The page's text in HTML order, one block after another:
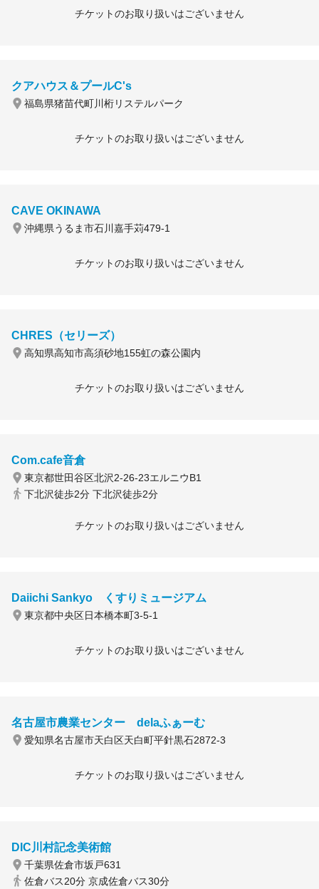
チケットのお取り扱いはございません
クアハウス＆プールC's
福島県猪苗代町川桁リステルパーク
チケットのお取り扱いはございません
CAVE OKINAWA
沖縄県うるま市石川嘉手苅479-1
チケットのお取り扱いはございません
CHRES（セリーズ）
高知県高知市高須砂地155虹の森公園内
チケットのお取り扱いはございません
Com.cafe音倉
東京都世田谷区北沢2-26-23エルニウB1
下北沢徒歩2分 下北沢徒歩2分
チケットのお取り扱いはございません
Daiichi Sankyo くすりミュージアム
東京都中央区日本橋本町3-5-1
チケットのお取り扱いはございません
名古屋市農業センター delaふぁーむ
愛知県名古屋市天白区天白町平針黒石2872-3
チケットのお取り扱いはございません
DIC川村記念美術館
千葉県佐倉市坂戸631
佐倉バス20分 京成佐倉バス30分